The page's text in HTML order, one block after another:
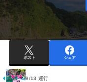
ポスト シェア
9/13 運行